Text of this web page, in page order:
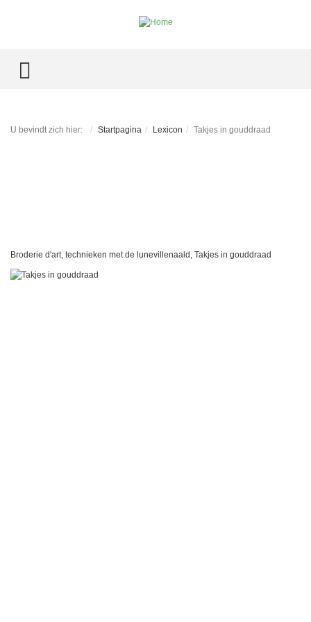
TOGGLE MENU
U bevindt zich hier: Startpagina Lexicon Takjes in gouddraad
Broderie d'art, technieken met de lunevillenaald, Takjes in gouddraad